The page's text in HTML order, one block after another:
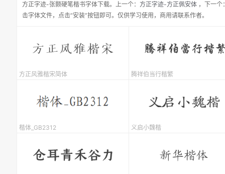
方正字迹-张颢硬笔楷书字体下载。 上一个： 方正字迹-方正佩安体 ， 下一个
击字体文件，点击“安装”按钮即可。仅供学习使用，商用请联系作者。
方正风雅楷宋简体 腾祥伯当行楷繁
楷体_GB2312 义启小魏楷